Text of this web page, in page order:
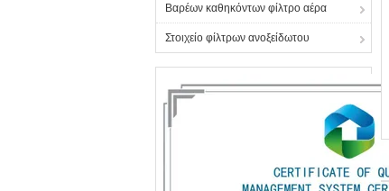
Βαρέων καθηκόντων φίλτρο αέρα
Στοιχείο φίλτρων ανοξείδωτου